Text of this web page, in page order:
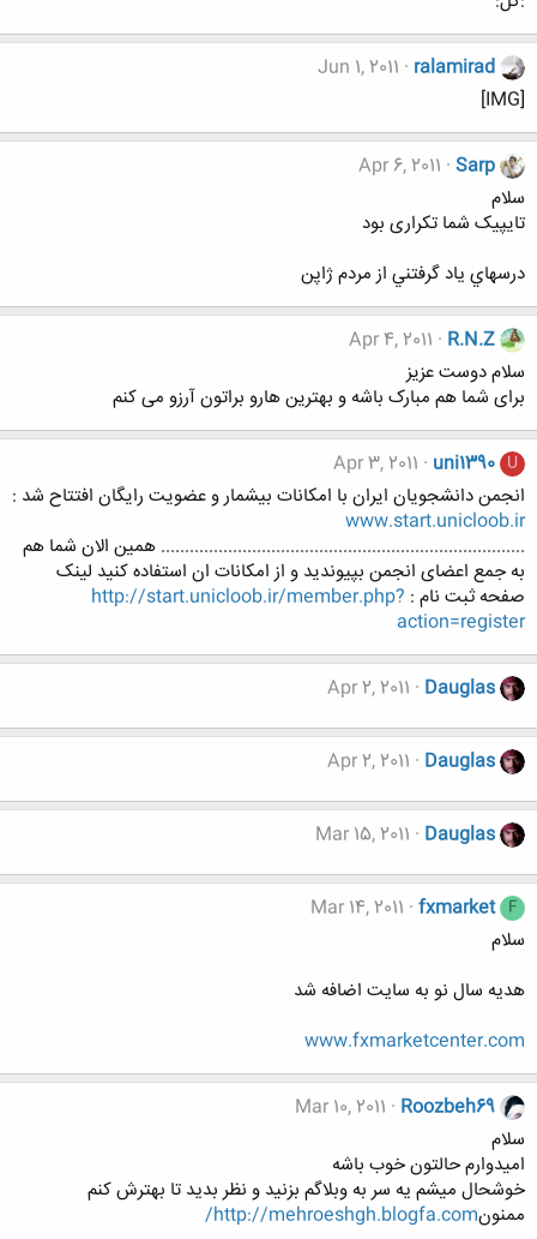
ralamirad
Jun 1, 2011
[IMG]
Sarp
Apr 6, 2011
سلام
تایپیک شما تکراری بود
درسهاي ياد گرفتني از مردم ژاپن
R.N.Z
Apr 4, 2011
سلام دوست عزیز
برای شما هم مبارک باشه و بهترین هارو براتون آرزو می کنم
U
uni1390
Apr 3, 2011
انجمن دانشجویان ایران با امکانات بیشمار و عضویت رایگان افتتاح شد :
www.start.unicloob.ir
............................................................................ همین الان شما هم
به جمع اعضای انجمن بپیوندید و از امکانات ان استفاده کنید لینک
صفحه ثبت نام : http://start.unicloob.ir/member.php?
action=register
Dauglas
Apr 2, 2011
Dauglas
Apr 2, 2011
Dauglas
Mar 15, 2011
F
fxmarket
Mar 14, 2011
سلام
هديه سال نو به سايت اضافه شد
www.fxmarketcenter.com
Roozbeh69
Mar 10, 2011
سلام
اميدوارم حالتون خوب باشه
خوشحال ميشم يه سر به وبلاگم بزنيد و نظر بديد تا بهترش كنم
ممنونhttp://mehroeshgh.blogfa.com/